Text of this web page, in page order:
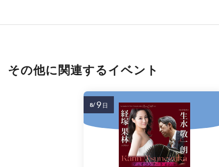
その他に関連するイベント
8/ 9 日